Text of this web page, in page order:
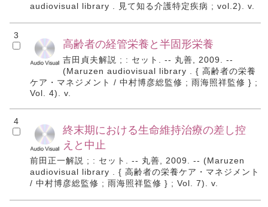
audiovisual library . 見て知る介護特定疾病 ; vol.2). v.
3
高齢者の経管栄養と半固形栄養
吉田貞夫解説 ; : セット. -- 丸善, 2009. --
(Maruzen audiovisual library . { 高齢者の栄養
ケア・マネジメント / 中村博彦総監修 ; 雨海照祥監修 } ;
Vol. 4). v.
4
終末期における生命維持治療の差し控
えと中止
前田正一解説 ; : セット. -- 丸善, 2009. -- (Maruzen
audiovisual library . { 高齢者の栄養ケア・マネジメント
/ 中村博彦総監修 ; 雨海照祥監修 } ; Vol. 7). v.